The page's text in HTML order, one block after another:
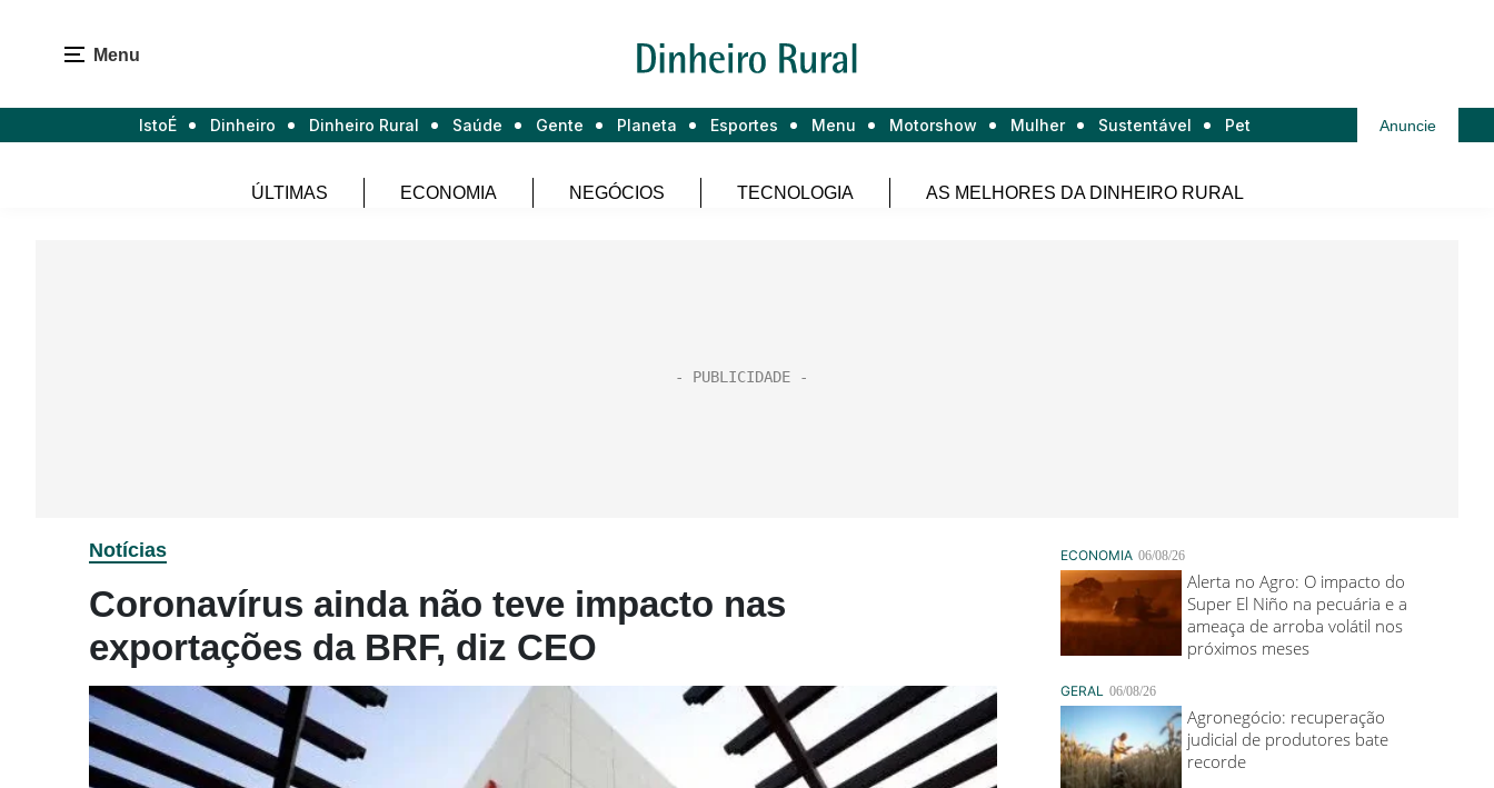
Menu
IstoÉ Dinheiro Dinheiro Rural Saúde Gente Planeta Esportes Menu Motorshow Mulher Sustentável Pet Anuncie
ÚLTIMAS ECONOMIA NEGÓCIOS TECNOLOGIA AS MELHORES DA DINHEIRO RURAL
Notícias
Coronavírus ainda não teve impacto nas
exportações da BRF, diz CEO